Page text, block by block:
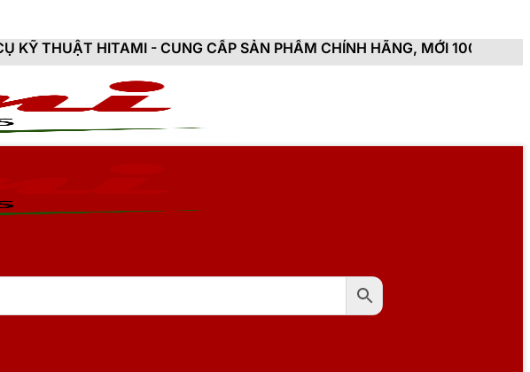
- CUNG CẤP SẢN PHẨM CHÍNH HÃNG, MỚI 100%, ĐẦY ĐỦ CHỨNG TỪ,